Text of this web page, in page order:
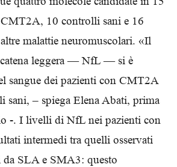
10 controlli sani e 16
malattie neuromuscolari. «Il
leggera — NfL — si è
sangue dei pazienti con CMT2A
sani, – spiega Elena Abati, prima
-. I livelli di NfL nei pazienti con
intermedi tra quelli osservati
da SLA e SMA3: questo